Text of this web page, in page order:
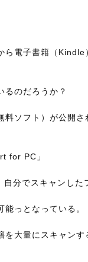
ら電子書籍（Kindle
るのだろうか？
ソフト）が公開
for PC」
分でスキャンした
っとなっている。
を大量にスキャン